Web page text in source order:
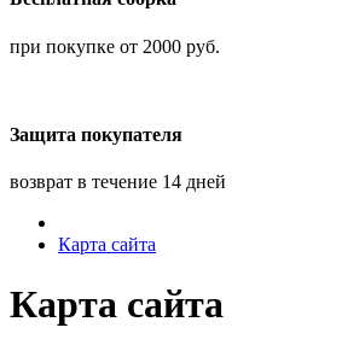
при покупке от 2000 руб.
Защита покупателя
возврат в течение 14 дней
Карта сайта
Карта сайта